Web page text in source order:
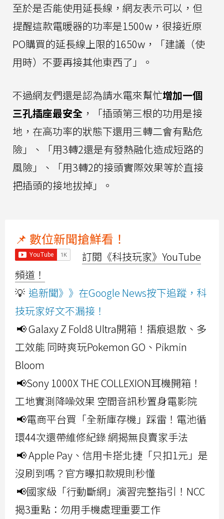
至於是否能使用延長線，網友表示可以，但
提醒這款電暖器的功率是1500w，很接近原
PO購買的延長線上限的1650w，「建議（使
用時）不要再接其他東西了」。
不過網友們還是認為請水電來幫忙增加一個
三孔插座最安全 ，「插頭第三根的功用是接
地，在高功率的狀態下還用三轉二會有點危
險」、「用3轉2還是有發熱融化造成短路的
風險」、「用3轉2的接頭實際效果等於直接
把插頭的接地拔掉」。
📌 數位新聞搶鮮看！
訂閱《科技玩家》YouTube
頻道！
💡 追新聞》》在Google News按下追蹤，科
技玩家好文不漏接！
📢 Galaxy Z Fold8 Ultra開箱！摺痕退散、多
工效能 同時爽玩Pokemon GO、Pikmin
Bloom
📢Sony 1000X THE COLLEXION耳機開箱！
工地實測降噪效果 空間音訊秒置身電影院
📢電商平台買「全新庫存機」踩雷！電池循
環44次還帶維修紀錄 網揭無良賣家手法
📢 Apple Pay、信用卡搭北捷「只扣1元」是
沒刷到嗎？官方曝扣款規則秒懂
📢國家級「行動斷網」演習完整指引！NCC
揭3重點：勿用手機處理重要工作